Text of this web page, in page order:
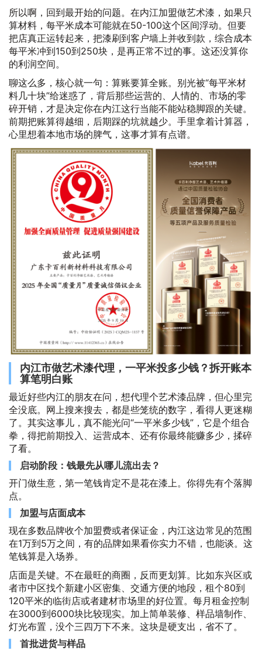
所以啊，回到最开始的问题。在内江加盟做艺术漆，如果只
算材料，每平米成本可能就在50-100这个区间浮动。但要
把店真正运转起来，把漆刷到客户墙上并收到款，综合成本
每平米冲到150到250块，是再正常不过的事。这还没算你
的利润空间。
聊这么多，核心就一句：算账要算全账。别光被“每平米材
料几十块”给迷惑了，背后那些运营的、人情的、市场的零
碎开销，才是决定你在内江这行当能不能站稳脚跟的关键。
前期把账算得越细，后期踩的坑就越少。手里拿着计算器，
心里想着本地市场的脾气，这事才算有点谱。
内江市做艺术漆代理，一平米投多少钱？拆开账本
算笔明白账
最近好些内江的朋友在问，想代理个艺术漆品牌，但心里完
全没底。网上搜来搜去，都是些笼统的数字，看得人更迷糊
了。其实这事儿，真不能光问“一平米多少钱”，它是个组合
拳，得把前期投入、运营成本、还有你最终能赚多少，揉碎
了看。
启动阶段：钱最先从哪儿流出去？
开门做生意，第一笔钱肯定不是花在漆上。你得先有个落脚
点。
加盟与店面成本
现在多数品牌收个加盟费或者保证金，内江这边常见的范围
在1万到5万之间，有的品牌如果看你实力不错，也能谈。这
笔钱算是入场券。
店面是关键。不在最旺的商圈，反而更划算。比如东兴区或
者市中区找个新建小区密集、交通方便的地段，租个80到
120平米的临街店或者建材市场里的好位置。每月租金控制
在3000到6000块比较现实。加上简单装修、样品墙制作、
灯光布置，没个三四万下不来。这块是硬支出，省不了。
首批进货与样品